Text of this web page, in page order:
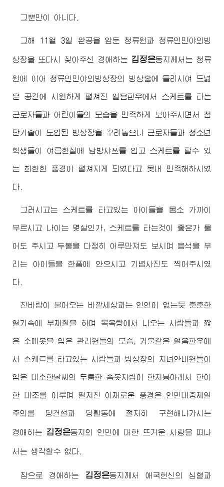
그뿐만이 아니다.
그해 11월 3일 완공을 앞둔 청류원과 청류인민야외빙
상장을 또다시 찾아주신 경애하는 김정은동지 께서는 청류
원에 이어 청류인민야외빙상장의 빙상홀에 들리시여 드넓
은 공간에 시원하게 펼쳐진 얼음판우에서 스케트를 타는
근로자들과 어린이들의 모습을 만족하게 보아주시면서 첨
단기술이 도입된 빙상장을 꾸려놓으니 근로자들과 청소년
학생들이 여름한철에 남방샤쯔를 입고 스케트를 탈수 있
는 희한한 풍경이 펼쳐지게 되였다고 못내 만족해하시였
다.
그러시고는 스케트를 타고있는 아이들을 몸소 가까이
부르시고 나이는 몇살인가, 스케트를 타는것이 좋은가 물
어도 주시고 두볼을 다정히 어루만져도 보시며 응석을 부
리는 아이들을 한품에 안으시고 기념사진도 찍어주시였
다.
찬바람이 불어오는 바깥세상과는 인연이 없는듯 훈훈한
열기속에 부채질을 하며 목욕탕에서 나오는 사람들과 짧
은 소매옷을 입은 관리원들의 모습, 거울같은 얼음판우에
서 스케트를 타고있는 사람들과 빙상장의 처녀안내원들이
입은 대소한날씨의 두툼한 솜옷차림이 한지붕아래서 판이
한 대조를 이루며 펼쳐진 이채로운 풍경은 인민대중제일
주의를 당건설과 당활동에 철저히 구현해나가시는
경애하는 김정은동지의 인민에 대한 뜨거운 사랑을 떠나
서는 생각할수 없다.
참으로 경애하는 김정은동지 께서 애국헌신의 심혈과